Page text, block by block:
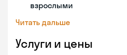
взрослыми
Читать дальше
Услуги и цены